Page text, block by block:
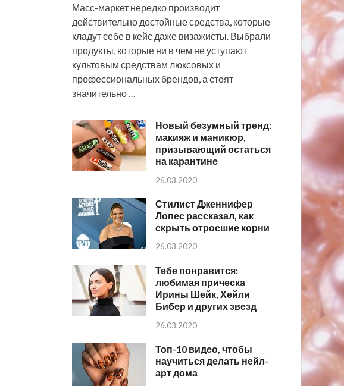
Масс-маркет нередко производит
действительно достойные средства, которые
кладут себе в кейс даже визажисты. Выбрали
продукты, которые ни в чем не уступают
культовым средствам люксовых и
профессиональных брендов, а стоят
значительно …
Новый безумный тренд:
макияж и маникюр,
призывающий остаться
на карантине
26.03.2020
Стилист Дженнифер
Лопес рассказал, как
скрыть отросшие корни
26.03.2020
Тебе понравится:
любимая прическа
Ирины Шейк, Хейли
Бибер и других звезд
26.03.2020
Топ-10 видео, чтобы
научиться делать нейл-
арт дома